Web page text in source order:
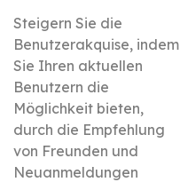
Steigern Sie die
Benutzerakquise, indem
Sie Ihren aktuellen
Benutzern die
Möglichkeit bieten,
durch die Empfehlung
von Freunden und
Neuanmeldungen